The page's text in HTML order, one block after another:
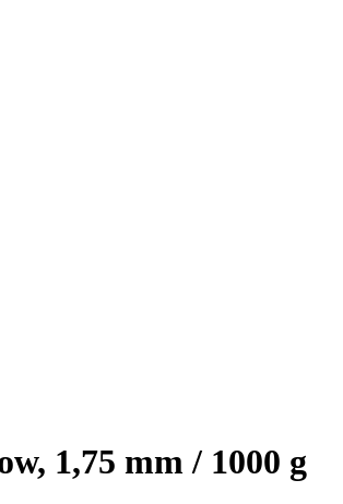
1,75 mm / 1000 g